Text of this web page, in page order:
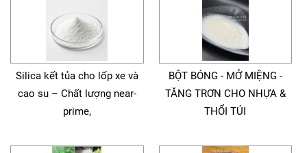
Silica kết tủa cho lốp xe và
cao su – Chất lượng near-
prime,
BỘT BÓNG - MỞ MIỆNG -
TĂNG TRƠN CHO NHỰA &
THỔI TÚI